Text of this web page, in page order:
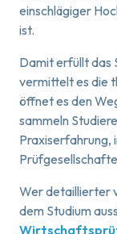
einschlägiger
ist.
Damit erfüllt das
vermittelt es die
öffnet es den
sammeln
Praxiserfahrung,
Wer detaillierter
dem Studium